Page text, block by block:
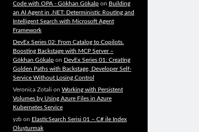
Code with OPA - Gökhan Gökalpon Building
an AI Agent in .NET: Deterministic Routing and
Intelligent Search with Microsoft Agent
Framework
DevEx Series 02: From Catalog to Copilots.
Boosting Backstage with MCP Server –
Gökhan Gökalpon DevEx Series 01: Creating
Golden Paths with Backstage, Developer Self-
Service Without Losing Control
Veronica Zotali on Working with Persistent
Volumes by Using Azure Files in Azure
Kubernetes Service
yzbon ElasticSearch Serisi 01 – C# ile Index
Oluşturmak